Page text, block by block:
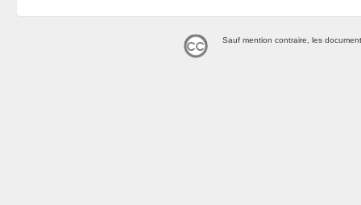
Sauf mention contraire, les